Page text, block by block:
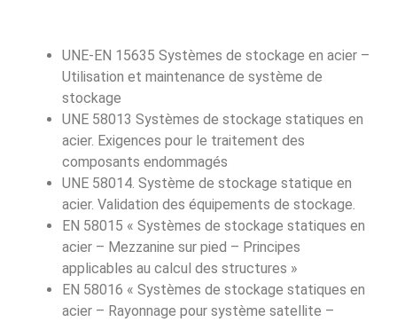
UNE-EN 15635 Systèmes de stockage en acier –
Utilisation et maintenance de système de
stockage
UNE 58013 Systèmes de stockage statiques en
acier. Exigences pour le traitement des
composants endommagés
UNE 58014. Système de stockage statique en
acier. Validation des équipements de stockage.
EN 58015 « Systèmes de stockage statiques en
acier – Mezzanine sur pied – Principes
applicables au calcul des structures »
EN 58016 « Systèmes de stockage statiques en
acier – Rayonnage pour système satellite –